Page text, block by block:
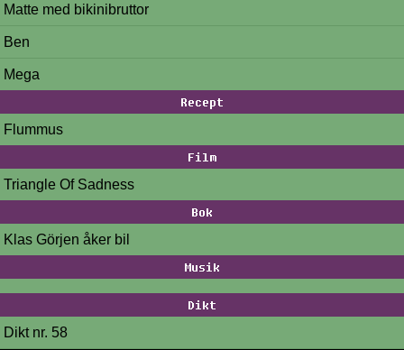
Matte med bikinibruttor
Ben
Mega
Recept
Flummus
Film
Triangle Of Sadness
Bok
Klas Görjen åker bil
Musik
Dikt
Dikt nr. 58